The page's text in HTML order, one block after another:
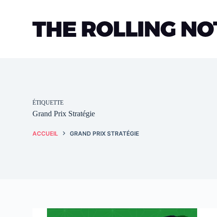
ÉTIQUETTE
Grand Prix Stratégie
ACCUEIL GRAND PRIX STRATÉGIE